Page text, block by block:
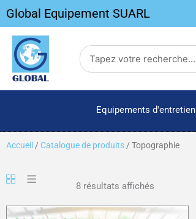
Aller
au
contenu
Global Equipement SUARL
Search
Equipements d'entretien
Accueil / Catalogue de produits / Topographie
8 résultats affichés